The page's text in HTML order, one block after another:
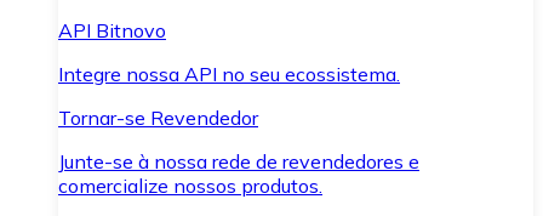
API Bitnovo
Integre nossa API no seu ecossistema.
Tornar-se Revendedor
Junte-se à nossa rede de revendedores e
comercialize nossos produtos.